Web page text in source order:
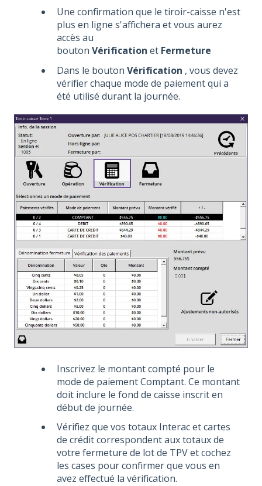
Une confirmation que le tiroir-caisse n'est
plus en ligne s'affichera et vous aurez
accès au
bouton Vérification et Fermeture
Dans le bouton Vérification , vous devez
vérifier chaque mode de paiement qui a
été utilisé durant la journée.
Inscrivez le montant compté pour le
mode de paiement Comptant. Ce montant
doit inclure le fond de caisse inscrit en
début de journée.
Vérifiez que vos totaux Interac et cartes
de crédit correspondent aux totaux de
votre fermeture de lot de TPV et cochez
les cases pour confirmer que vous en
avez effectué la vérification.